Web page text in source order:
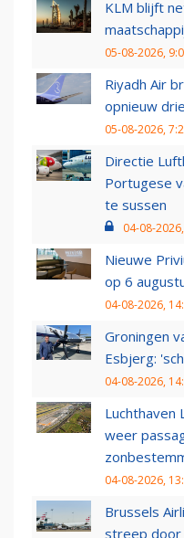
KLM blijft
05-08-2026,
Riyadh Air
opnieuw
05-08-2026,
Directie
Portugese
te sussen
04-08-
Nieuwe
op 6
04-08-2026,
Groningen
Esbjerg:
04-08-2026,
Luchthaven
weer
04-08-2026,
Brussels
streep